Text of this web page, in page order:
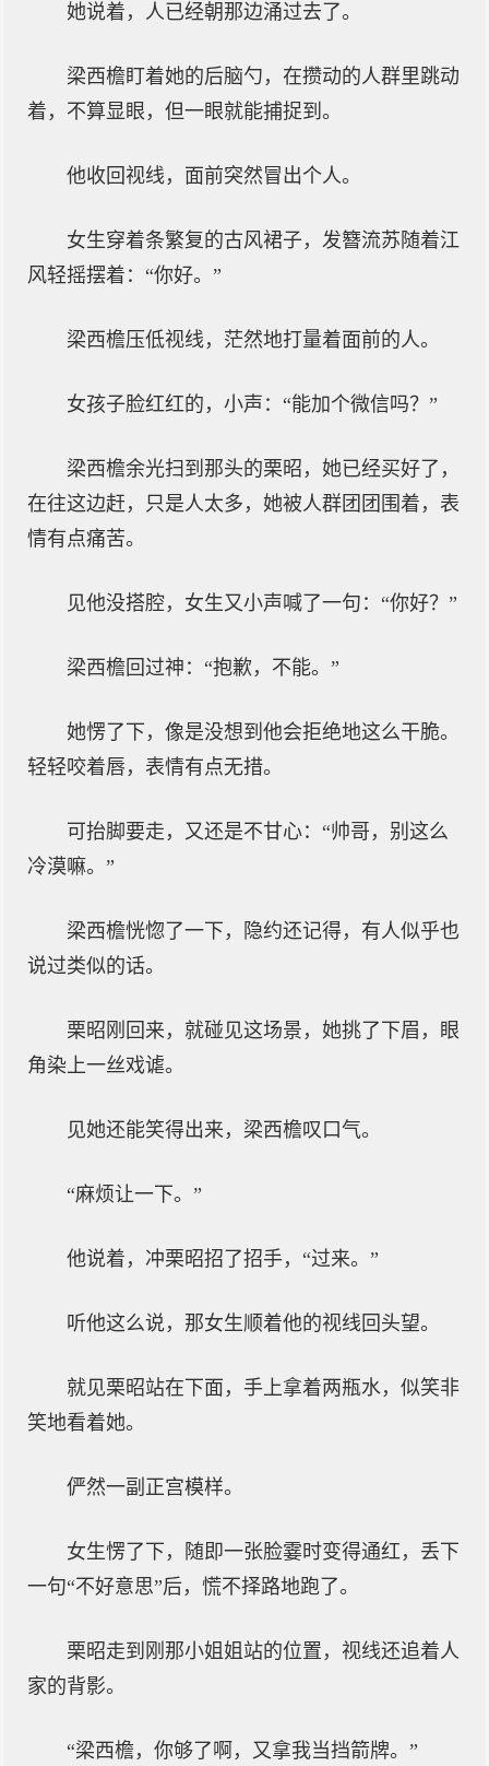
她说着，人已经朝那边涌过去了。
梁西檐盯着她的后脑勺，在攒动的人群里跳动
着，不算显眼，但一眼就能捕捉到。
他收回视线，面前突然冒出个人。
女生穿着条繁复的古风裙子，发簪流苏随着江
风轻摇摆着：“你好。”
梁西檐压低视线，茫然地打量着面前的人。
女孩子脸红红的，小声：“能加个微信吗？”
梁西檐余光扫到那头的栗昭，她已经买好了，
在往这边赶，只是人太多，她被人群团团围着，表
情有点痛苦。
见他没搭腔，女生又小声喊了一句：“你好？”
梁西檐回过神：“抱歉，不能。”
她愣了下，像是没想到他会拒绝地这么干脆。
轻轻咬着唇，表情有点无措。
可抬脚要走，又还是不甘心：“帅哥，别这么
冷漠嘛。”
梁西檐恍惚了一下，隐约还记得，有人似乎也
说过类似的话。
栗昭刚回来，就碰见这场景，她挑了下眉，眼
角染上一丝戏谑。
见她还能笑得出来，梁西檐叹口气。
“麻烦让一下。”
他说着，冲栗昭招了招手，“过来。”
听他这么说，那女生顺着他的视线回头望。
就见栗昭站在下面，手上拿着两瓶水，似笑非
笑地看着她。
俨然一副正宫模样。
女生愣了下，随即一张脸霎时变得通红，丢下
一句“不好意思”后，慌不择路地跑了。
栗昭走到刚那小姐姐站的位置，视线还追着人
家的背影。
“梁西檐，你够了啊，又拿我当挡箭牌。”